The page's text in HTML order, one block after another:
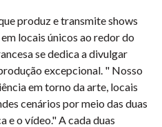
produz e transmite shows
locais únicos ao redor do
se dedica a divulgar
excepcional. " Nosso
em torno da arte, locais
cenários por meio das duas
e o vídeo." A cada duas